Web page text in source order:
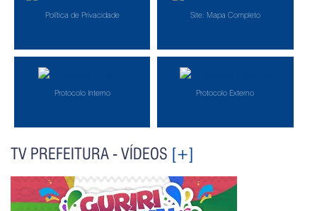
Política de Privacidade Site: Mapa Completo
Protocolo Interno Protocolo Externo
TV PREFEITURA - VÍDEOS [+]